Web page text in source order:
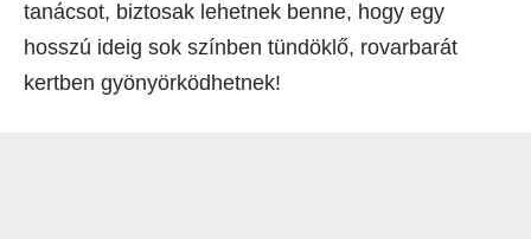
tanácsot, biztosak lehetnek benne, hogy egy
hosszú ideig sok színben tündöklő, rovarbarát
kertben gyönyörködhetnek!